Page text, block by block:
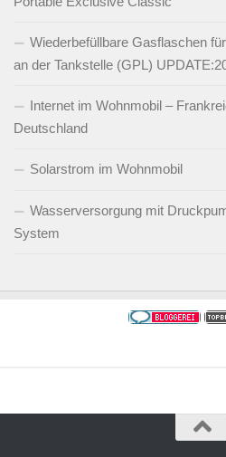
Wiederbefüllbare Gasflaschen
an der Tankstelle (GPL)
Internet im Wohnmobil –
Deutschland
Solarstrom im Wohnmobil
Wasserversorgung mit
System